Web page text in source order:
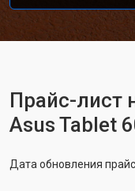
Прайс-лист
Asus Tablet
Дата обновления